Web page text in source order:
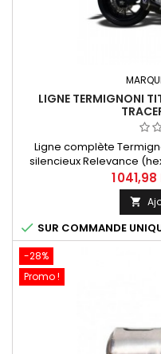
LIGNE TERMIGNONI
Ligne complète
silencieux Relevance
pour Yamaha Yamaha
homologué EURO
séparément).
2016, 2017, 2018, 2019
2019
1 041,98

 SUR COMMANDE
-28%
Promo !